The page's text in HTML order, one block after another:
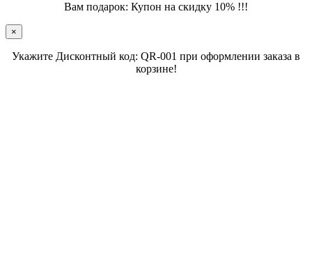
Вам подарок: Купон на скидку 10% !!!
×
Укажите Дисконтный код: QR-001 при оформлении заказа в
корзине!